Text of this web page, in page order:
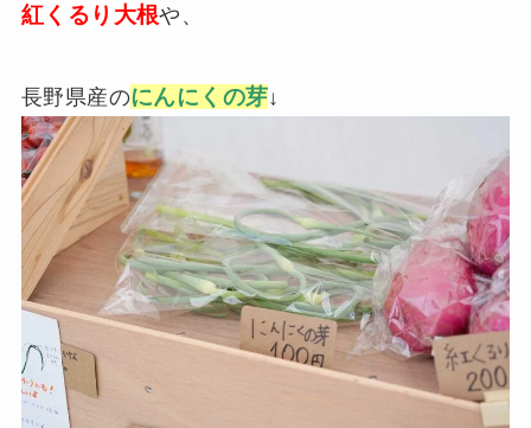
紅くるり大根や、
長野県産のにんにくの芽↓